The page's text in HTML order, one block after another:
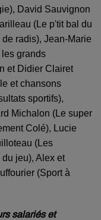
David Sauvignon
(Le p'tit bal du
radis), Jean-Marie
grands
et Didier Clairet
et chansons
sportifs),
Michalon (Le super
Colé), Lucie
(Les
jeu), Alex et
(Sport à
salariés et